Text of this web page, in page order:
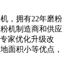
，拥有22年磨粉
机制造商和供应
家优化升级改
面积小等优点，